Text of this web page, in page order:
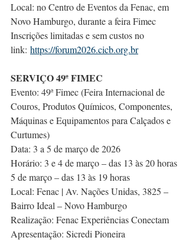
Local: no Centro de Eventos da Fenac, em
Novo Hamburgo, durante a feira Fimec
Inscrições limitadas e sem custos no
link: https://forum2026.cicb.org.br
SERVIÇO 49ª FIMEC
Evento: 49ª Fimec (Feira Internacional de
Couros, Produtos Químicos, Componentes,
Máquinas e Equipamentos para Calçados e
Curtumes)
Data: 3 a 5 de março de 2026
Horário: 3 e 4 de março – das 13 às 20 horas
5 de março – das 13 às 19 horas
Local: Fenac | Av. Nações Unidas, 3825 –
Bairro Ideal – Novo Hamburgo
Realização: Fenac Experiências Conectam
Apresentação: Sicredi Pioneira